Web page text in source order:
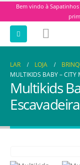
Bem vindo à
LAR LOJA
MULTIKIDS BABY – CITY
Multikids
Escavadeira